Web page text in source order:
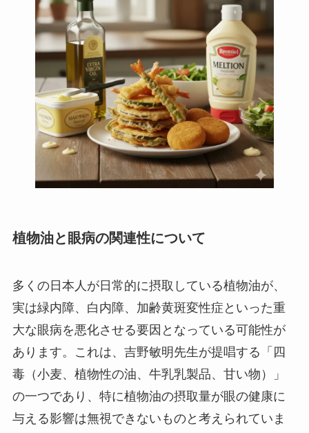
植物油と眼病の関連性について
多くの日本人が日常的に摂取している植物油が、
実は緑内障、白内障、加齢黄斑変性症といった重
大な眼病を悪化させる要因となっている可能性が
あります。これは、吉野敏明先生が提唱する「四
毒（小麦、植物性の油、牛乳乳製品、甘い物）」
の一つであり、特に植物油の摂取量が眼の健康に
与える影響は無視できないものと考えられていま